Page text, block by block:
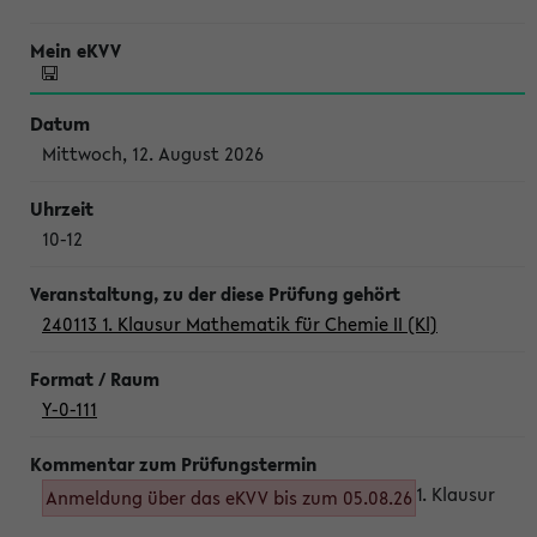
Mittwoch, 12. August 2026
10-12
240113 1. Klausur Mathematik für Chemie II (Kl)
Y-0-111
Anmeldung über das eKVV bis zum 05.08.26 1. Klausur